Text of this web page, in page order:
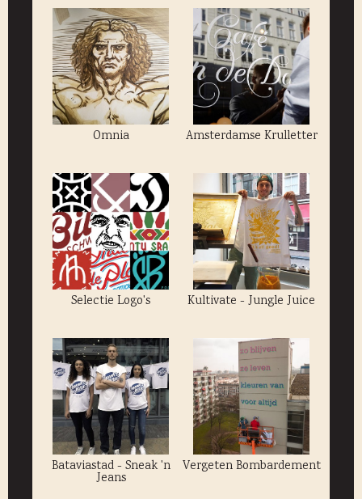
Omnia Amsterdamse Krulletter
Selectie Logo's Kultivate - Jungle Juice
Bataviastad - Sneak 'n
Jeans
Vergeten Bombardement